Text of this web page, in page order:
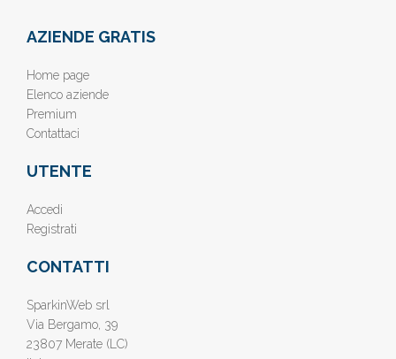
AZIENDE GRATIS
Home page
Elenco aziende
Premium
Contattaci
UTENTE
Accedi
Registrati
CONTATTI
SparkinWeb srl
Via Bergamo, 39
23807 Merate (LC)